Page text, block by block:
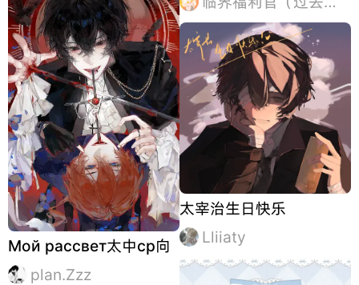
Мой рассвет太中cp向
plan.Zzz
书，悄然出现在你的案
头。羊皮纸页间，隐约浮
现武装侦探社与港口黑手
党交错的徽记。 🖋️ 文豪
野犬同人征集之旅 诚邀横
滨异能者执笔
太宰治生日快乐
Lliiaty